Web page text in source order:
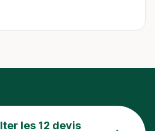
les 12 devis